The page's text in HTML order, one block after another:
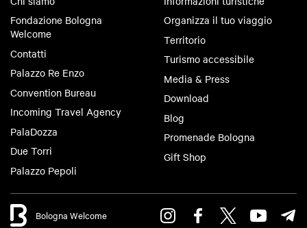
Fondazione Bologna
Welcome
Contatti
Palazzo Re Enzo
Convention Bureau
Incoming Travel Agency
PalaDozza
Due Torri
Palazzo Pepoli
Organizza il tuo viaggio
Territorio
Turismo accessibile
Media & Press
Download
Blog
Promenade Bologna
Gift Shop
Bologna Welcome